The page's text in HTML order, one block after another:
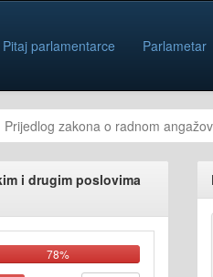
Pitaj parlamentarce Parlametar
Prijedlog zakona o radnom
i drugim poslovima
78%